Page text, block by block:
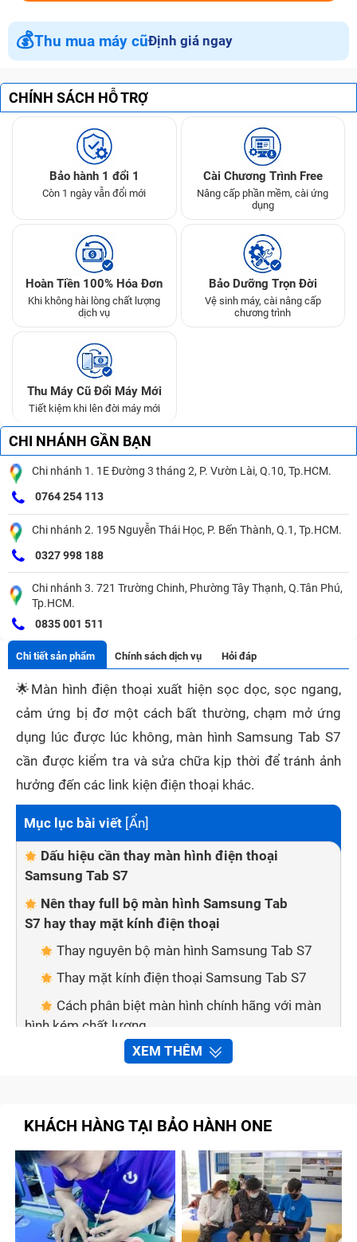
💰Thu mua máy cũĐịnh giá ngay
CHÍNH SÁCH HỖ TRỢ
Bảo hành 1 đổi 1
Còn 1 ngày vẫn đổi mới
Cài Chương Trình Free
Nâng cấp phần mềm, cài ứng
dụng
Hoàn Tiền 100% Hóa Đơn
Khi không hài lòng chất lượng
dịch vụ
Bảo Dưỡng Trọn Đời
Vệ sinh máy, cài nâng cấp
chương trình
Thu Máy Cũ Đổi Máy Mới
Tiết kiệm khi lên đời máy mới
CHI NHÁNH GẦN BẠN
Chi nhánh 1. 1E Đường 3 tháng 2, P. Vườn Lài, Q.10, Tp.HCM.
0764 254 113
Chi nhánh 2. 195 Nguyễn Thái Học, P. Bến Thành, Q.1, Tp.HCM.
0327 998 188
Chi nhánh 3. 721 Trường Chinh, Phường Tây Thạnh, Q.Tân Phú,
Tp.HCM.
0835 001 511
Chi tiết sản phẩm Chính sách dịch vụ Hỏi đáp
🌟 Màn hình điện thoại xuất hiện sọc dọc, sọc ngang,
cảm ứng bị đơ một cách bất thường, chạm mở ứng
dụng lúc được lúc không, màn hình Samsung Tab S7
cần được kiểm tra và sửa chữa kịp thời để tránh ảnh
hưởng đến các link kiện điện thoại khác.
Mục lục bài viết [Ẩn]
Dấu hiệu cần thay màn hình điện thoại
Samsung Tab S7
Nên thay full bộ màn hình Samsung Tab
S7 hay thay mặt kính điện thoại
Thay nguyên bộ màn hình Samsung Tab S7
Thay mặt kính điện thoại Samsung Tab S7
Cách phân biệt màn hình chính hãng với màn
hình kém chất lượng
Mẹo nhỏ giúp bạn phân biệt 2 loại màn hình:
Bảo hành one thay màn hình Samsung Tab S7
nhanh chóng, chất lượng
Quy trình sửa chữa, thay màn hình Samsung
Tab S7 tại Bảo Hành One
Tạm kết
XEM THÊM
KHÁCH HÀNG TẠI BẢO HÀNH ONE